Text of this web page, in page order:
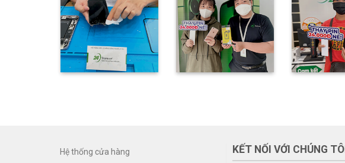
Hệ thống cửa hàng
KẾT NỐI VỚI CHÚNG TÔI